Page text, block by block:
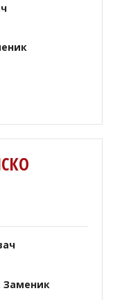
Заменик